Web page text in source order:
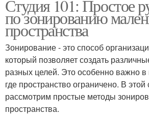
Студия 101: Простое
по зонированию
пространства
Зонирование - это способ
который позволяет создать
разных целей. Это особенно важно в
где пространство ограничено. В
рассмотрим простые методы
пространства.